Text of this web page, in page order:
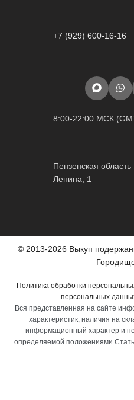
+7 (929) 600-16-16
8:00-22:00 МСК
Пензенская
Ленина, 1
© 2013-2026 Выкуп
Политика обработки
персональных
Вся представленная на сайте
характеристик, наличия на
информационный характер и
определяемой положениями